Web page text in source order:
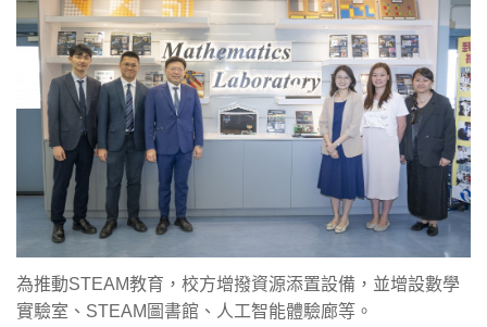
為推動STEAM教育，校方增撥資源添置設備，並增設數學
實驗室、STEAM圖書館、人工智能體驗廊等。